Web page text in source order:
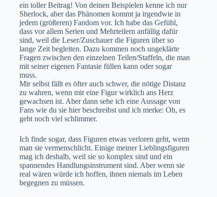
ein toller Beitrag! Von deinen Beispielen kenne ich nur
Sherlock, aber das Phänomen kommt ja irgendwie in
jedem (größeren) Fandom vor. Ich habe das Gefühl,
dass vor allem Serien und Mehrteilern anfällig dafür
sind, weil die Leser/Zuschauer die Figuren über so
lange Zeit begleiten. Dazu kommen noch ungeklärte
Fragen zwischen den einzelnen Teilen/Staffeln, die man
mit seiner eigenen Fantasie füllen kann oder sogar
muss.
Mir selbst fällt es öfter auch schwer, die nötige Distanz
zu wahren, wenn mir eine Figur wirklich ans Herz
gewachsen ist. Aber dann sehe ich eine Aussage von
Fans wie du sie hier beschreibst und ich merke: Oh, es
geht noch viel schlimmer.
Ich finde sogar, dass Figuren etwas verloren geht, wenn
man sie vermenschlicht. Einige meiner Lieblingsfiguren
mag ich deshalb, weil sie so komplex sind und ein
spannendes Handlungsinstrument sind. Aber wenn sie
real wären würde ich hoffen, ihnen niemals im Leben
begegnen zu müssen.